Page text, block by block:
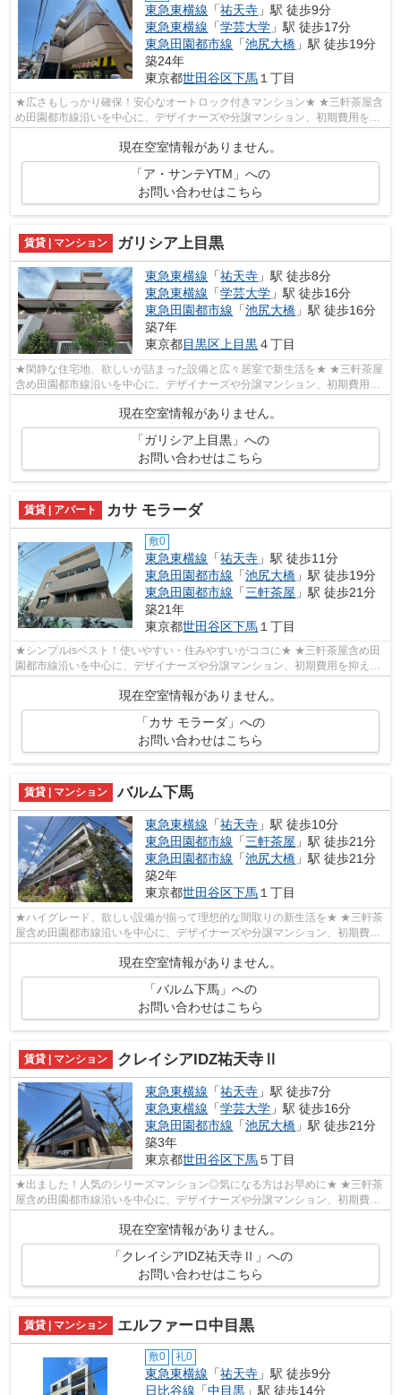
東急東横線 「祐天寺 」駅 徒歩9分
東急東横線 「学芸大学 」駅 徒歩17分
東急田園都市線 「池尻大橋 」駅 徒歩19分
築24年
東京都世田谷区下馬 １丁目
★広さもしっかり確保！安心なオートロック付きマンション★ ★三軒茶屋含
め田園都市線沿いを中心に、デザイナーズや分譲マンション、初期費用を抑
えた部屋探しはぜひ当社にお任せくださ...
現在空室情報がありません。
「ア・サンテYTM」への
お問い合わせはこちら
賃貸 | マンション ガリシア上目黒
東急東横線 「祐天寺 」駅 徒歩8分
東急東横線 「学芸大学 」駅 徒歩16分
東急田園都市線 「池尻大橋 」駅 徒歩16分
築7年
東京都目黒区 上目黒４丁目
★閑静な住宅地、欲しいが詰まった設備と広々居室で新生活を★ ★三軒茶屋
含め田園都市線沿いを中心に、デザイナーズや分譲マンション、初期費用を
抑えた部屋探しはぜひ当社にお任せくだ...
現在空室情報がありません。
「ガリシア上目黒」への
お問い合わせはこちら
賃貸 | アパート カサ モラーダ
敷0
東急東横線 「祐天寺 」駅 徒歩11分
東急田園都市線 「池尻大橋 」駅 徒歩19分
東急田園都市線 「三軒茶屋 」駅 徒歩21分
築21年
東京都世田谷区下馬 １丁目
★シンプルisベスト！使いやすい・住みやすいがココに★ ★三軒茶屋含め田
園都市線沿いを中心に、デザイナーズや分譲マンション、初期費用を抑えた
現在空室情報がありません。
「カサ モラーダ」への
お問い合わせはこちら
賃貸 | マンション バルム下馬
東急東横線 「祐天寺 」駅 徒歩10分
東急田園都市線 「三軒茶屋 」駅 徒歩21分
東急田園都市線 「池尻大橋 」駅 徒歩21分
築2年
東京都世田谷区下馬１丁目
★ハイグレード、欲しい設備が揃って理想的な間取りの新生活を★ ★三軒茶
屋含め田園都市線沿いを中心に、デザイナーズや分譲マンション、初期費用
を抑えた部屋探しはぜひ当社にお任せく...
現在空室情報がありません。
「バルム下馬」への
お問い合わせはこちら
賃貸 | マンション クレイシアIDZ祐天寺Ⅱ
東急東横線 「祐天寺 」駅 徒歩7分
東急東横線 「学芸大学 」駅 徒歩16分
東急田園都市線 「池尻大橋 」駅 徒歩21分
築3年
東京都世田谷区下馬５丁目
★出ました！人気のシリーズマンション◎気になる方はお早めに★ ★三軒茶
屋含め田園都市線沿いを中心に、デザイナーズや分譲マンション、初期費用
を抑えた部屋探しはぜひ当社にお任せくだ...
現在空室情報がありません。
「クレイシアIDZ祐天寺Ⅱ」への
お問い合わせはこちら
賃貸 | マンション エルファーロ中目黒
敷0 礼0
東急東横線 「祐天寺 」駅 徒歩9分
日比谷線 「中目黒 」駅 徒歩14分